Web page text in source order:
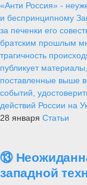
«Анти Россия» -
и беспринципному
за печенки его
братским прошлым
трагичность
публикует
поставленные выше
событий,
действий России на
28 января Статьи
⑬
западной